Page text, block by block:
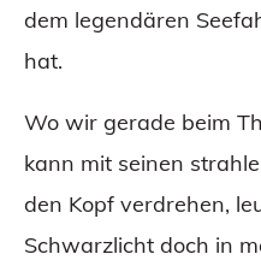
dem legendären
hat.
Wo wir gerade beim
kann mit seinen
den Kopf verdrehen,
Schwarzlicht doch in